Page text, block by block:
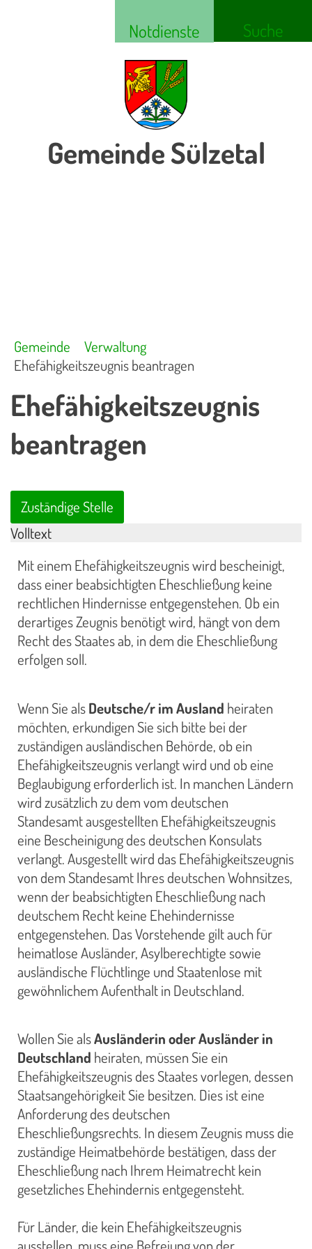
Notdienste Suche
Gemeinde Sülzetal
Gemeinde
Verwaltung
Ehefähigkeitszeugnis beantragen
Ehefähigkeitszeugnis
beantragen
Zuständige Stelle
Volltext
Mit einem Ehefähigkeitszeugnis wird bescheinigt,
dass einer beabsichtigten Eheschließung keine
rechtlichen Hindernisse entgegenstehen. Ob ein
derartiges Zeugnis benötigt wird, hängt von dem
Recht des Staates ab, in dem die Eheschließung
erfolgen soll.
Wenn Sie alsDeutsche/r im Ausland heiraten
möchten, erkundigen Sie sich bitte bei der
zuständigen ausländischen Behörde, ob ein
Ehefähigkeitszeugnis verlangt wird und ob eine
Beglaubigung erforderlich ist. In manchen Ländern
wird zusätzlich zu dem vom deutschen
Standesamt ausgestellten Ehefähigkeitszeugnis
eine Bescheinigung des deutschen Konsulats
verlangt. Ausgestellt wird das Ehefähigkeitszeugnis
von dem Standesamt Ihres deutschen Wohnsitzes,
wenn der beabsichtigten Eheschließung nach
deutschem Recht keine Ehehindernisse
entgegenstehen. Das Vorstehende gilt auch für
heimatlose Ausländer, Asylberechtigte sowie
ausländische Flüchtlinge und Staatenlose mit
gewöhnlichem Aufenthalt in Deutschland.
Wollen Sie alsAusländerin oder Ausländer in
Deutschland heiraten, müssen Sie ein
Ehefähigkeitszeugnis des Staates vorlegen, dessen
Staatsangehörigkeit Sie besitzen. Dies ist eine
Anforderung des deutschen
Eheschließungsrechts. In diesem Zeugnis muss die
zuständige Heimatbehörde bestätigen, dass der
Eheschließung nach Ihrem Heimatrecht kein
gesetzliches Ehehindernis entgegensteht.
Für Länder, die kein Ehefähigkeitszeugnis